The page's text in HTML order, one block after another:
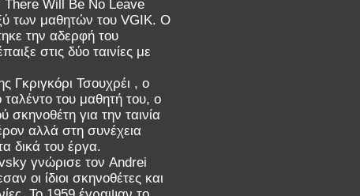
There Will Be No Leave
των μαθητών του VGIK. Ο
την αδερφή του
στις δύο ταινίες με
Γκριγκόρι Τσουχρέι , ο
του μαθητή του, ο
για την ταινία
αλλά στη συνέχεια
δικά του έργα.
γνώρισε τον Andrei
οι ίδιοι σκηνοθέτες και